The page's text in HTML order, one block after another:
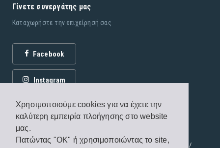
Χρησιμοποιούμε cookies για να έχετε την
καλύτερη εμπειρία πλοήγησης στο website
μας.
Πατώντας "OK" ή χρησιμοποιώντας το site,
Γίνετε συνεργάτης μας
Καταχωρήστε την επιχείρησή σας
Facebook
Instagram
© 2026 Εκδόσεις Fagottobooks. All rights reserved. /